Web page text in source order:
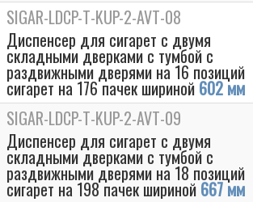
SIGAR-LDCP-T-KUP-2-AVT-08
Диспенсер для сигарет с двумя
складными дверками с тумбой с
раздвижными дверями на 16 позиций
сигарет на 176 пачек шириной 602 мм
SIGAR-LDCP-T-KUP-2-AVT-09
Диспенсер для сигарет с двумя
складными дверками с тумбой с
раздвижными дверями на 18 позиций
сигарет на 198 пачек шириной 667 мм